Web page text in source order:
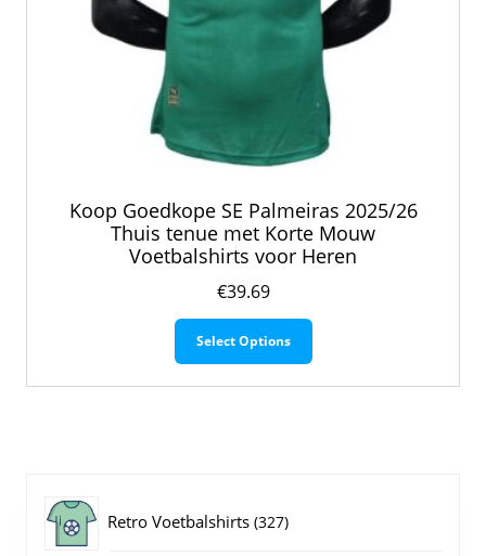
Koop Goedkope SE Palmeiras 2025/26
Thuis tenue met Korte Mouw
Voetbalshirts voor Heren
€39.69
Select Options
Dit
Retro Voetbalshirts 327327